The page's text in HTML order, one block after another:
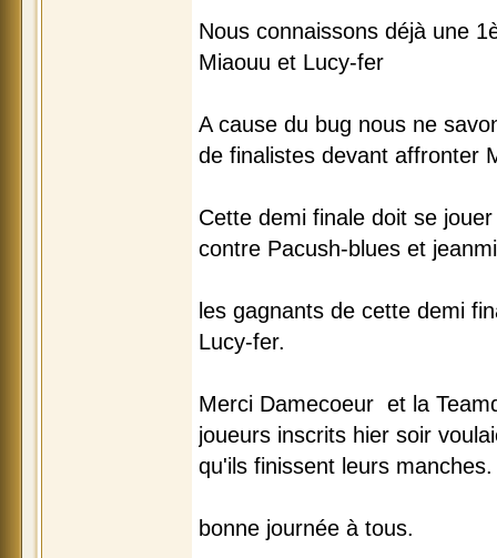
Nous connaissons déjà une
Miaouu et Lucy-fer
A cause du bug nous ne
de finalistes devant affronter
Cette demi finale doit se
contre Pacush-blues et
les gagnants de cette demi
Lucy-fer.
Merci Damecoeur et la
joueurs inscrits hier soir
qu'ils finissent leurs manches.
bonne journée à tous.